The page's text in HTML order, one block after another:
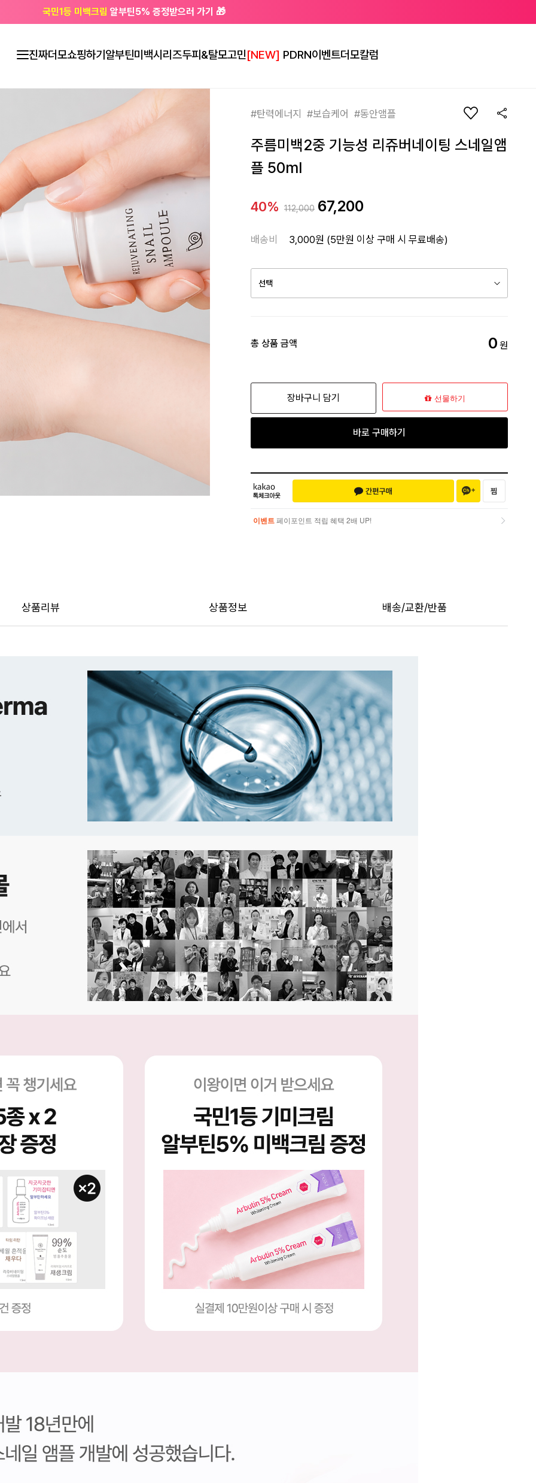
국민1등 미백크림 알부틴5% 증정받으러 가기 🎁
진짜더모쇼핑하기 알부틴미백시리즈두피&탈모고민[NEW] PDRN이벤트더모칼럼
#탄력에너지 #보습케어 #동안앰플
주름미백2중 기능성 리쥬버네이팅 스네일앰
플 50ml
40% 112,000 67,200
배송비 3,000원 (5만원 이상 구매 시 무료배송)
총 상품 금액 0 원
장바구니 담기 선물하기
바로 구매하기
이벤트페이포인트 적립 혜택 2배 UP!
상품리뷰 상품정보 배송/교환/반품